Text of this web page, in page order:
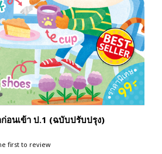
อนเข้า ป.1 (ฉบับปรับปรุง)
first to review